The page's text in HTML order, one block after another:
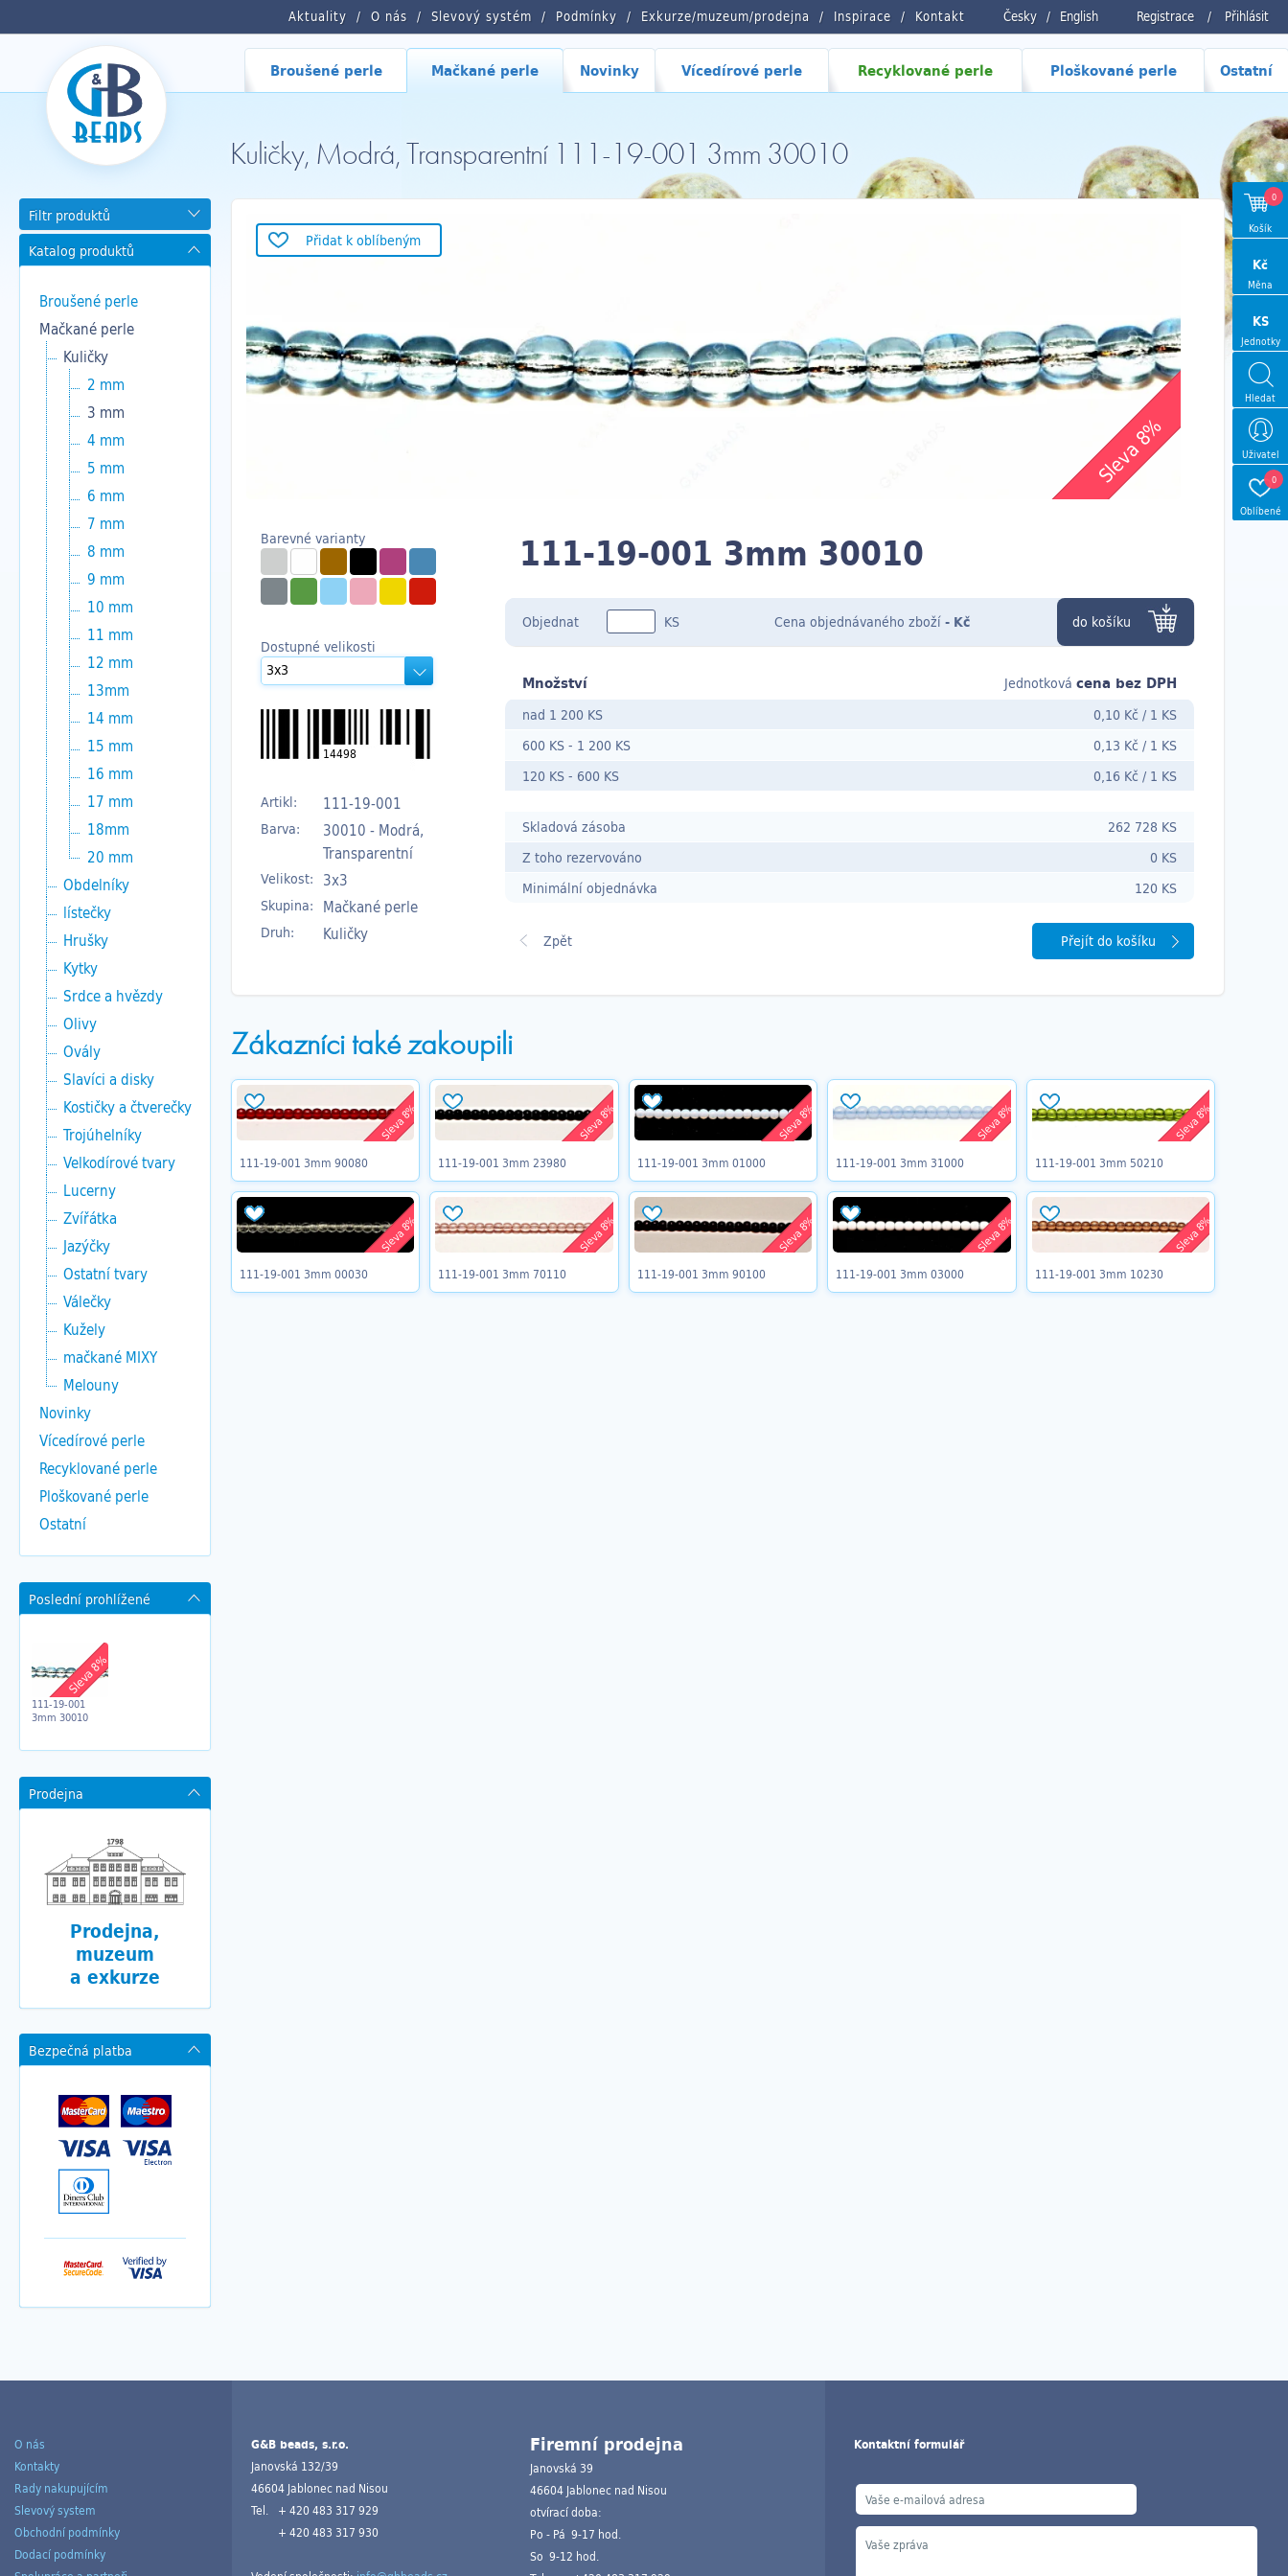
Registrace / Přihlásit
Česky / English
Aktuality O nás Slevový systém Podmínky Exkurze/muzeum/prodejna Inspirace Kontakt
Broušené perle Mačkané perle Novinky Vícedírové perle Recyklované perle Ploškované perle Ostatní
Kuličky, Modrá, Transparentní 111-19-001 3mm 30010
Filtr produktů
Katalog produktů
Broušené perle
Mačkané perle
Kuličky
2 mm
3 mm
4 mm
5 mm
6 mm
7 mm
8 mm
9 mm
10 mm
11 mm
12 mm
13mm
14 mm
15 mm
16 mm
17 mm
18mm
20 mm
Obdelníky
lístečky
Hrušky
Kytky
Srdce a hvězdy
Olivy
Ovály
Slavíci a disky
Kostičky a čtverečky
Trojúhelníky
Velkodírové tvary
Lucerny
Zvířátka
Jazýčky
Ostatní tvary
Válečky
Kužely
mačkané MIXY
Melouny
Novinky
Vícedírové perle
Recyklované perle
Ploškované perle
Ostatní
Poslední prohlížené
Sleva 8%
111-19-001
3mm 30010
Prodejna
Prodejna,
muzeum
a exkurze
Bezpečná platba
Přidat k oblíbeným
Sleva 8%
Barevné varianty
Dostupné velikosti
14498
Artikl: 111-19-001
Barva:
30010 - Modrá,
Transparentní
Velikost: 3x3
Skupina: Mačkané perle
Druh: Kuličky
111-19-001 3mm 30010
Objednat KS Cena objednávaného zboží- Kč do košíku
Množství Jednotková cena bez DPH
nad 1 200 KS 0,10 Kč / 1 KS
600 KS- 1 200 KS 0,13 Kč / 1 KS
120 KS- 600 KS 0,16 Kč / 1 KS
Skladová zásoba
262 728 KS
Z toho rezervováno
0 KS
Minimální objednávka
120 KS
Přejít do košíku
Zákazníci také zakoupili
Sleva 8%
111-19-001 3mm 90080
Sleva 8%
111-19-001 3mm 23980
Sleva 8%
111-19-001 3mm 01000
Sleva 8%
111-19-001 3mm 31000
Sleva 8%
111-19-001 3mm 50210
Sleva 8%
111-19-001 3mm 00030
Sleva 8%
111-19-001 3mm 70110
Sleva 8%
111-19-001 3mm 90100
Sleva 8%
111-19-001 3mm 03000
Sleva 8%
111-19-001 3mm 10230
0
Košík
Kč
Měna
KS
Jednotky
Hledat
Uživatel
0
Oblíbené
O nás
Kontakty
Rady nakupujícím
Slevový system
Obchodní podmínky
Dodací podmínky
G&B beads, s.r.o.
Janovská 132/39
46604 Jablonec nad Nisou
Tel.
+ 420 483 317 929
+ 420 483 317 930
Firemní prodejna
Janovská 39
46604 Jablonec nad Nisou
otvírací doba:
Po - Pá 9-17 hod.
So 9-12 hod.
Kontaktní formulář